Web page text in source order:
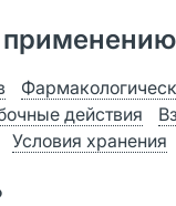
применению
действия
Условия хранения